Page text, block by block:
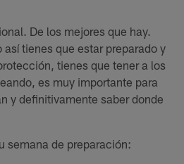
De los mejores que hay.
así tienes que estar preparado y
tienes que tener a los
es muy importante para
y definitivamente saber donde
semana de preparación: